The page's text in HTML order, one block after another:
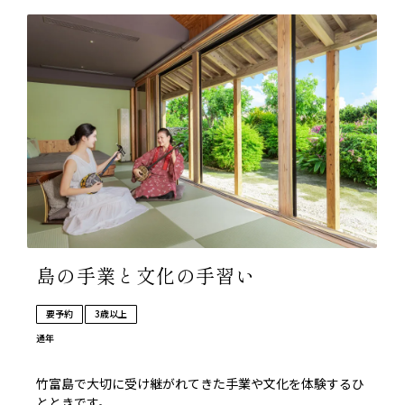
島の手業と文化の手習い
要予約
3歳以上
通年
竹富島で大切に受け継がれてきた手業や文化を体験するひ